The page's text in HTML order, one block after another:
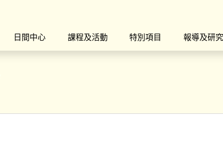
日間中心 課程及活動 特別項目 報導及研